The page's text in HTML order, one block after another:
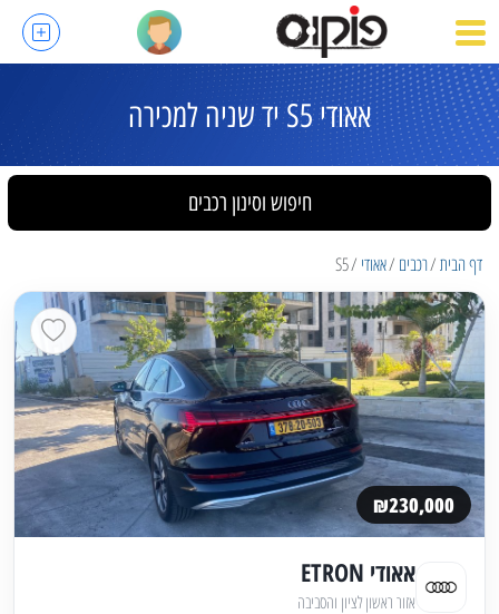
אאודי S5 יד שניה למכירה
חיפוש וסינון רכבים
דף הבית רכבים אאודי S5
₪230,000
אאודי ETRON
אזור ראשון לציון והסביבה